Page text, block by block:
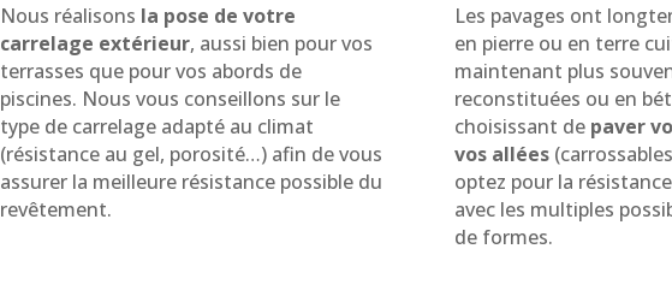
Nous réalisons la pose de votre
carrelage extérieur, aussi bien pour vos
terrasses que pour vos abords de
piscines. Nous vous conseillons sur le
type de carrelage adapté au climat
(résistance au gel, porosité…) afin de vous
assurer la meilleure résistance possible du
revêtement.
Les pavages ont
en pierre ou en terre
maintenant plus
reconstituées ou en
choisissant de paver
vos allées
optez pour la
avec les multiples
de formes.